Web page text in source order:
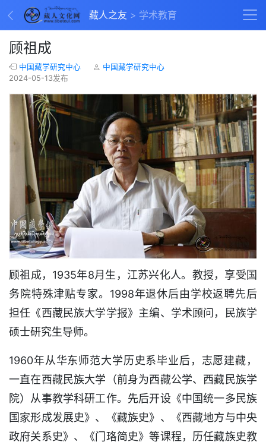
藏人之友 学术教育
顾祖成
中国藏学研究中心
中国藏学研究中心
2024-05-13发布
顾祖成，1935年8月生，江苏兴化人。教授，享受国
务院特殊津贴专家。1998年退休后由学校返聘先后
担任《西藏民族大学学报》主编、学术顾问，民族学
硕士研究生导师。
1960年从华东师范大学历史系毕业后，志愿建藏，
一直在西藏民族大学（前身为西藏公学、西藏民族学
院）从事教学科研工作。先后开设《中国统一多民族
国家形成发展史》、《藏族史》、《西藏地方与中央
政府关系史》、《门珞简史》等课程，历任藏族史教